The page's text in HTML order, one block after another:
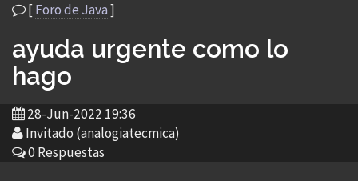
[Foro de Java]
ayuda urgente como lo
hago
28-Jun-2022 19:36
Invitado (analogiatecmica)
0 Respuestas